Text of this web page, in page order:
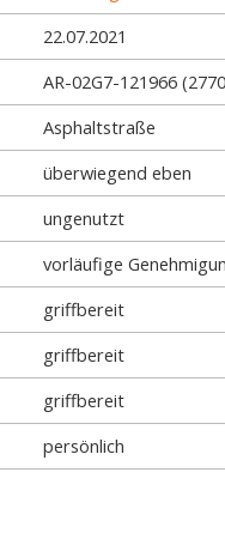
22.07.2021
AR-02G7-121966
Asphaltstraße
überwiegend eben
ungenutzt
vorläufige
griffbereit
griffbereit
griffbereit
persönlich